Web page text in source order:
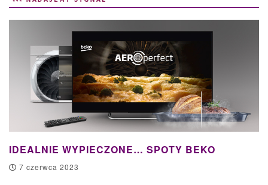
IDEALNIE WYPIECZONE… SPOTY BEKO
7 czerwca 2023